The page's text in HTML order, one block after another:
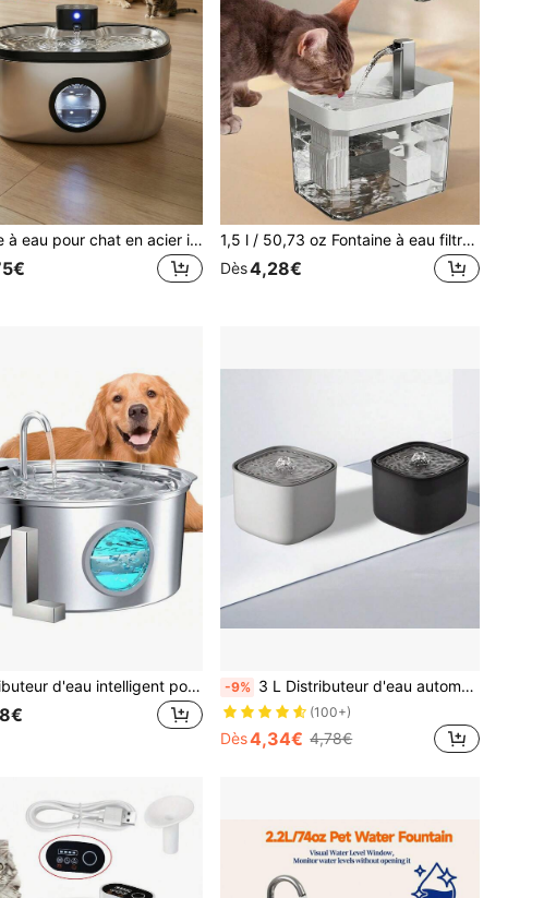
Fontaine à eau pour chat en acier inoxydable - 169oz, stérilisation UV, rechargeable, avec distributeur d'eau pour animaux de compagnie à détection de mouvement - convient pour plusieurs chats et chiens
1,5 l / 50,73 oz Fontaine à eau filtrante automatique pour chat, distributeur d'eau transparent pour chat, distributeur d'eau à filtration par circulation alimenté par USB, pompe à eau silencieuse, convient aux chats et aux petits chiens
Dès4,28€
7 l Distributeur d'eau intelligent pour chien en acier inoxydable 304 à grande capacité, avec fenêtre de visualisation, distributeur d'eau automatique, silencieux, alimenté par USB, non étanche, convient aux chiens, pile non incluse
-9% 3 L Distributeur d'eau automatique pour chat, fontaine à eau pour animaux de compagnie, distributeur d'eau pour chien, adaptateur non inclus
(100+)
Dès4,34€ 4,78€